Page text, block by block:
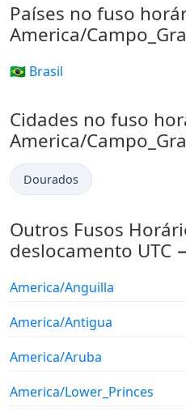
Países no fuso
America/
🇧🇷 Brasil
Cidades no fuso
America/
Dourados
Outros Fusos
deslocamento UTC
America/Anguilla
America/Antigua
America/Aruba
America/Lower_Princes